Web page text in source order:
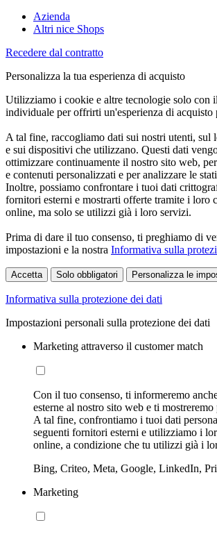
Azienda
Altri nice Shops
Recedere dal contratto
Personalizza la tua esperienza di acquisto
Utilizziamo i cookie e altre tecnologie solo con
individuale per offrirti un'esperienza di acquisto
A tal fine, raccogliamo dati sui nostri utenti, sul
e sui dispositivi che utilizzano. Questi dati
ottimizzare continuamente il nostro sito web,
e contenuti personalizzati e per analizzare le
Inoltre, possiamo confrontare i tuoi dati
fornitori esterni e mostrarti offerte tramite i loro
online, ma solo se utilizzi già i loro servizi.
Prima di dare il tuo consenso, ti preghiamo di
impostazioni e la nostra Informativa sulla
Accetta Solo obbligatori Personalizza le
Informativa sulla protezione dei dati
Impostazioni personali sulla protezione dei dati
Marketing attraverso il customer match
Con il tuo consenso, ti informeremo
esterne al nostro sito web e ti
A tal fine, confrontiamo i tuoi dati
seguenti fornitori esterni e utilizziamo i
online, a condizione che tu utilizzi già i
Bing, Criteo, Meta, Google, LinkedIn,
Marketing